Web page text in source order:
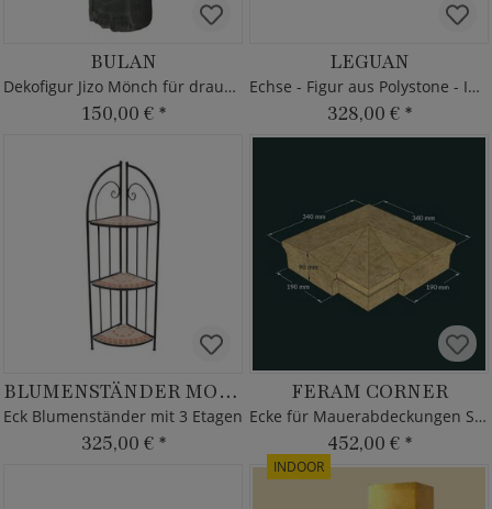
BULAN
Dekofigur Jizo Mönch für draußen
150,00 € *
LEGUAN
Echse - Figur aus Polystone - Indoor
328,00 € *
BLUMENSTÄNDER MOSAIK
Eck Blumenständer mit 3 Etagen
325,00 € *
FERAM CORNER
Ecke für Mauerabdeckungen Stein
452,00 € *
INDOOR